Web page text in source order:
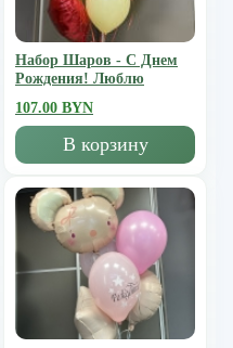
Набор Шаров - С Днем
Рождения! Люблю
107.00 BYN
В корзину